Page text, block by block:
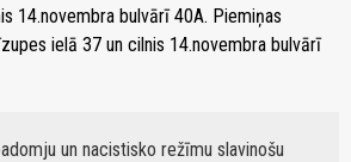
14.novembra bulvārī 40A. Piemiņas
ielā 37 un cilnis 14.novembra bulvārī
un nacistisko režīmu slavinošu